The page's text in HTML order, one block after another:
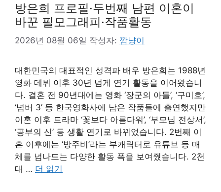
방은희 프로필·두번째 남편 이혼이
바꾼 필모그래피·작품활동
2026년 08월 06일 작성자: 깜냥이
대한민국의 대표적인 성격파 배우 방은희는 1988년
영화 데뷔 이후 30년 넘게 연기 활동을 이어왔습니
다. 결혼 전 90년대에는 영화 ‘장군의 아들’, ‘구미호’,
‘넘버 3’ 등 한국영화사에 남은 작품들에 출연했지만
이혼 이후 드라마 ‘꽃보다 아름다워’, ‘부모님 전상서’,
‘공부의 신’ 등 생활 연기로 바뀌었습니다. 2번째 이
혼 이후에는 ‘방주비’라는 부캐릭터로 유튜브 등 매
체를 넘나드는 다양한 활동 폭을 보여줬습니다. 2천
대 … 더 읽기